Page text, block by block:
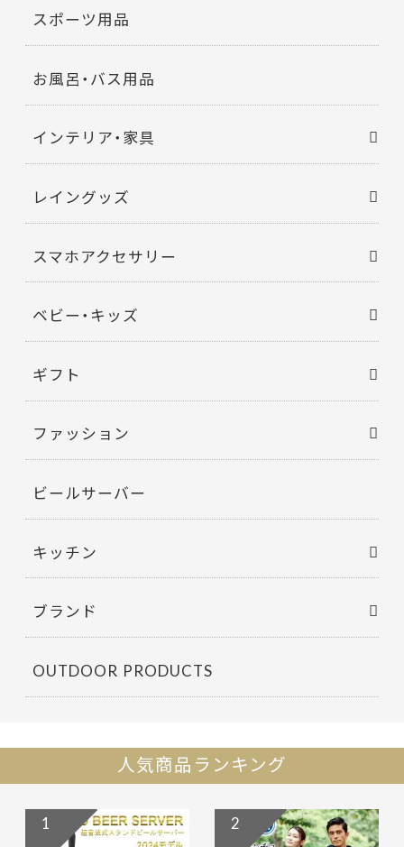
スポーツ用品
お風呂・バス用品
インテリア・家具
レイングッズ
スマホアクセサリー
ベビー・キッズ
ギフト
ファッション
ビールサーバー
キッチン
ブランド
OUTDOOR PRODUCTS
人気商品ランキング
1 2